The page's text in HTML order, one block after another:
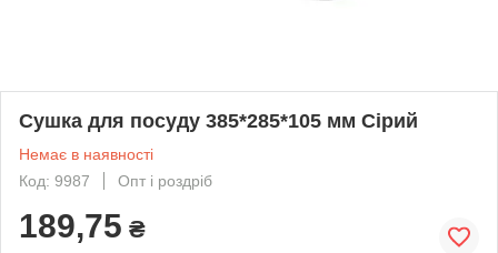
Сушка для посуду 385*285*105 мм Сірий
Немає в наявності
Код: 9987
Опт і роздріб
189,75 ₴